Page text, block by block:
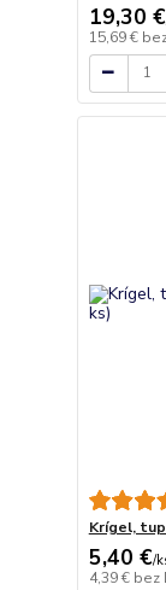
19,30 €
15,69 €
Krígel,
5,40 €/
4,39 € bez